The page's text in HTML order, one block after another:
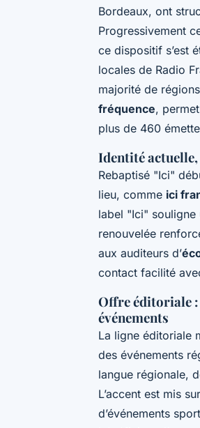
Bordeaux, ont
Progressivement
ce dispositif s’est
locales de Radio
majorité de
fréquence,
plus de 460
Identité
Rebaptisé "Ici"
lieu, comme ici
label "Ici"
renouvelée
aux auditeurs d’
contact facilité
Offre éditoriale
événements
La ligne éditoriale
des événements
langue régionale,
L’accent est mis
d’événements